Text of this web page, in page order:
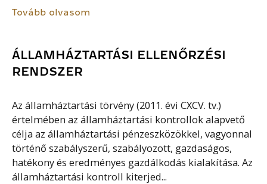
Tovább olvasom
ÁLLAMHÁZTARTÁSI ELLENŐRZÉSI
RENDSZER
Az államháztartási törvény (2011. évi CXCV. tv.)
értelmében az államháztartási kontrollok alapvető
célja az államháztartási pénzeszközökkel, vagyonnal
történő szabályszerű, szabályozott, gazdaságos,
hatékony és eredményes gazdálkodás kialakítása. Az
államháztartási kontroll kiterjed...